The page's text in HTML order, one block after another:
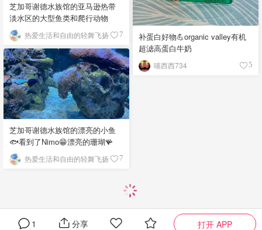
补蛋白好物💪organic valley有机
超滤高蛋白牛奶
喵西西734 5
芝加哥谢德水族馆的亚马逊热带
淡水区的大型鱼类和爬行动物
热爱生活和自由的轻舞飞扬 7
芝加哥谢德水族馆的漂亮的小鱼
🐟看到了Nimo😁漂亮的珊瑚🪸
热爱生活和自由的轻舞飞扬 7
1 分享 打开 APP